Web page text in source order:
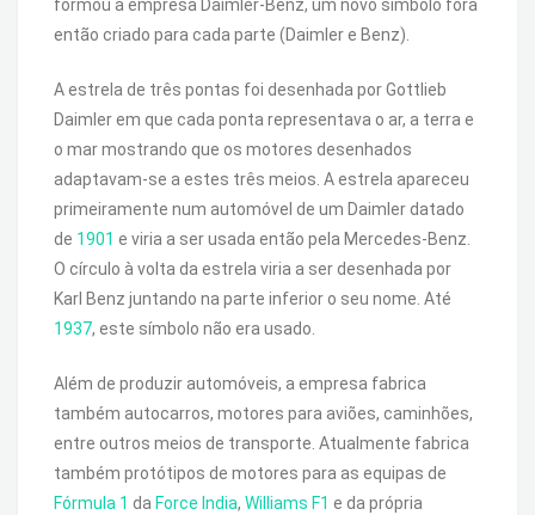
formou a empresa Daimler-Benz, um novo símbolo fora
então criado para cada parte (Daimler e Benz).
A estrela de três pontas foi desenhada por Gottlieb
Daimler em que cada ponta representava o ar, a terra e
o mar mostrando que os motores desenhados
adaptavam-se a estes três meios. A estrela apareceu
primeiramente num automóvel de um Daimler datado
de 1901 e viria a ser usada então pela Mercedes-Benz.
O círculo à volta da estrela viria a ser desenhada por
Karl Benz juntando na parte inferior o seu nome. Até
1937, este símbolo não era usado.
Além de produzir automóveis, a empresa fabrica
também autocarros, motores para aviões, caminhões,
entre outros meios de transporte. Atualmente fabrica
também protótipos de motores para as equipas de
Fórmula 1 da Force India, Williams F1 e da própria